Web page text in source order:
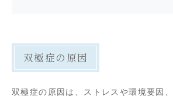
双極症の原因
双極症の原因は、ストレスや環境要因